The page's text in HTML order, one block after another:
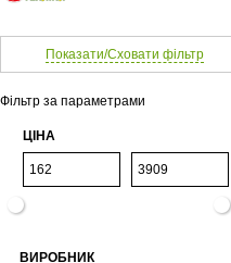
Показати/Сховати фільтр
Фільтр за параметрами
ЦІНА
ВИРОБНИК